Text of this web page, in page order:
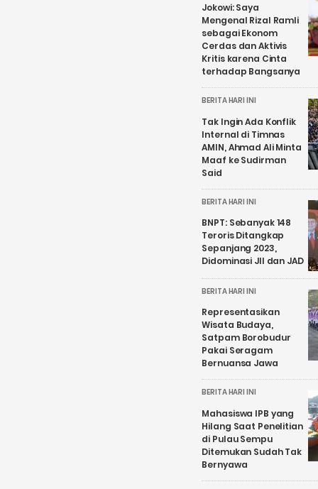
Jokowi: Saya
Mengenal Rizal Ramli
sebagai Ekonom
Cerdas dan Aktivis
Kritis karena Cinta
terhadap Bangsanya
BERITA HARI INI
Tak Ingin Ada Konflik
Internal di Timnas
AMIN, Ahmad Ali Minta
Maaf ke Sudirman
Said
BERITA HARI INI
BNPT: Sebanyak 148
Teroris Ditangkap
Sepanjang 2023,
Didominasi JII dan JAD
BERITA HARI INI
Representasikan
Wisata Budaya,
Satpam Borobudur
Pakai Seragam
Bernuansa Jawa
BERITA HARI INI
Mahasiswa IPB yang
Hilang Saat Penelitian
di Pulau Sempu
Ditemukan Sudah Tak
Bernyawa